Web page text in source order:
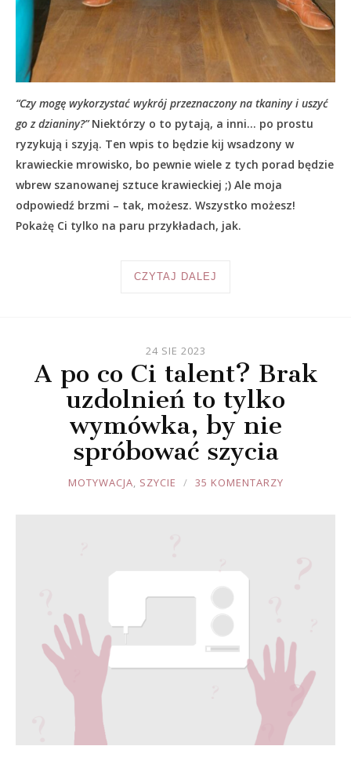
“Czy mogę wykorzystać wykrój przeznaczony na tkaniny i uszyć
go z dzianiny?”Niektórzy o to pytają, a inni… po prostu
ryzykują i szyją. Ten wpis to będzie kij wsadzony w
krawieckie mrowisko, bo pewnie wiele z tych porad będzie
wbrew szanowanej sztuce krawieckiej ;) Ale moja
odpowiedź brzmi – tak, możesz. Wszystko możesz!
Pokażę Ci tylko na paru przykładach, jak.
CZYTAJ DALEJ
24 SIE 2023
A po co Ci talent? Brak
uzdolnień to tylko
wymówka, by nie
spróbować szycia
JOULE
MOTYWACJA, SZYCIE 35 KOMENTARZY